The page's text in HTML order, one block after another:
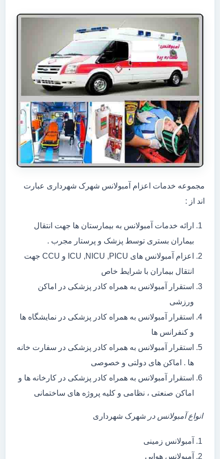
مجموعه خدمات اعزام آمبولانس شهرک شهرداری عبارت
اند از :
ارائه خدمات آمبولانس به بیمارستان ها جهت انتقال
بیماران بستری توسط پزشک و پرستار مجرب .
اعزام آمبولانس های ICU ,NICU ,PICU و CCU جهت
انتقال بیماران با شرایط خاص
استقرار آمبولانس به همراه کادر پزشکی در اماکن
ورزشی
استقرار آمبولانس به همراه کادر پزشکی در نمایشگاه ها
و کنفرانس ها
استقرار آمبولانس به همراه کادر پزشکی در سفارت خانه
ها . اماکن های دولتی و خصوصی
استقرار آمبولانس به همراه کادر پزشکی در کارخانه ها و
اماکن صنعتی ، نظامی و کلیه پروژه های ساختمانی
انواع آمبولانس در شهرک شهرداری
آمبولانس زمینی
آمبولانس هوایی